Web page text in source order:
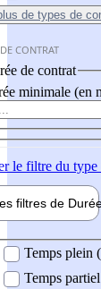
de types de
CONTRAT
de contrat
minimale (en
le filtre du type
filtres de
Temps plein
Temps partiel